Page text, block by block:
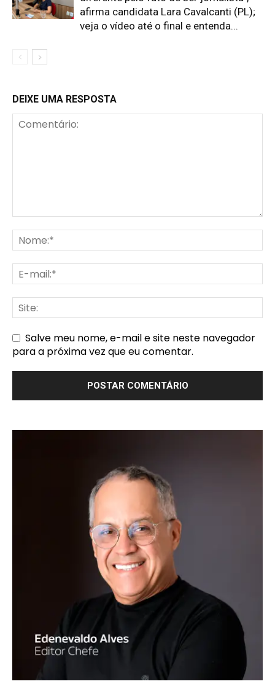
afirma candidata Lara Cavalcanti (PL);
veja o vídeo até o final e entenda...
DEIXE UMA RESPOSTA
Salve meu nome, e-mail e site neste navegador
para a próxima vez que eu comentar.